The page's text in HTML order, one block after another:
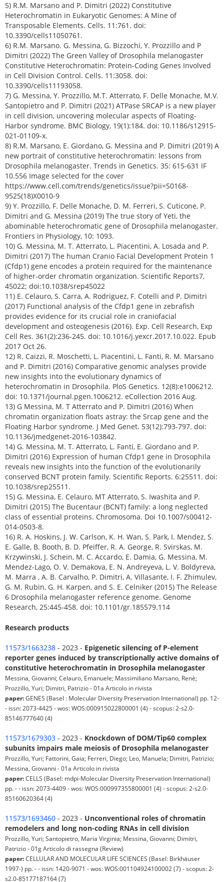
5) R.M. Marsano and P. Dimitri (2022) Constitutive
Heterochromatin in Eukaryotic Genomes: A Mine of
Transposable Elements. Cells. 11:761. doi:
10.3390/cells11050761.
6) R.M. Marsano. G. Messina, G. Bizzochi, Y. Prozzillo and P
Dimitri (2022) The Green Valley of Drosophila melanogaster
Constitutive Heterochromatin: Protein-Coding Genes Involved
in Cell Division Control. Cells. 11:3058. doi:
10.3390/cells11193058.
7) G. Messina, Y. Prozzillo, M.T. Atterrato, F. Delle Monache, M.V.
Santopietro and P. Dimitri (2021) ATPase SRCAP is a new player
in cell division, uncovering molecular aspects of Floating-
Harbor syndrome. BMC Biology, 19(1):184. doi: 10.1186/s12915-
021-01109-x.
8) R.M. Marsano, E. Giordano, G. Messina and P. Dimitri (2019) A
new portrait of constitutive heterochromatin: lessons from
Drosophila melanogaster. Trends in Genetics. 35: 615-631 IF
10.556 Image selected for the cover
https://www.cell.com/trends/genetics/issue?pii=S0168-
9525(18)X0010-9
9) Y. Prozzillo, F. Delle Monache, D. M. Ferreri, S. Cuticone, P.
Dimitri and G. Messina (2019) The true story of Yeti, the
abominable heterochromatic gene of Drosophila melanogaster.
Frontiers in Physiology, 10: 1093.
10) G. Messina, M. T. Atterrato, L. Piacentini, A. Losada and P.
Dimitri (2017) The human Cranio Facial Development Protein 1
(Cfdp1) gene encodes a protein required for the maintenance
of higher-order chromatin organization. Scientific Reports7,
45022; doi:10.1038/srep45022
11) E. Celauro, S. Carra, A. Rodriguez, F. Cotelli and P. Dimitri
(2017) Functional analysis of the Cfdp1 gene in zebrafish
provides evidence for its crucial role in craniofacial
development and osteogenesis (2016). Exp. Cell Research, Exp
Cell Res. 361(2):236-245. doi: 10.1016/j.yexcr.2017.10.022. Epub
2017 Oct 26.
12) R. Caizzi, R. Moschetti, L. Piacentini, L. Fanti, R. M. Marsano
and P. Dimitri (2016) Comparative genomic analyses provide
new insights into the evolutionary dynamics of
heterochromatin in Drosophila. PloS Genetics. 12(8):e1006212.
doi: 10.1371/journal.pgen.1006212. eCollection 2016 Aug.
13) G Messina, M. T Atterrato and P. Dimitri (2016) When
chromatin organization floats astray: the Srcap gene and the
Floating Harbor syndrome. J Med Genet. 53(12):793-797. doi:
10.1136/jmedgenet-2016-103842.
14) G. Messina, M. T. Atterrato, L. Fanti, E. Giordano and P.
Dimitri (2016) Expression of human Cfdp1 gene in Drosophila
reveals new insights into the function of the evolutionarily
conserved BCNT protein family. Scientific Reports. 6:25511. doi:
10.1038/srep25511.
15) G. Messina, E. Celauro, MT Atterrato, S. Iwashita and P.
Dimitri (2015) The Bucentaur (BCNT) family: a long neglected
class of essential proteins. Chromosoma. Doi 10.1007/s00412-
014-0503-8.
16) R. A. Hoskins, J. W. Carlson, K. H. Wan, S. Park, I. Mendez, S.
E. Galle, B. Booth, B. D. Pfeiffer, R. A. George, R. Svirskas, M.
Krzywinski, J. Schein, M. C. Accardo, E. Damia, G. Messina, M.
Mendez-Lago, O. V. Demakova, E. N. Andreyeva, L. V. Boldyreva,
M. Marra , A. B. Carvalho, P. Dimitri, A. Villasante, I. F. Zhimulev,
G. M. Rubin, G. H. Karpen, and S. E. Celniker (2015) The Release
6 Drosophila melanogaster reference genome. Genome
Research, 25:445-458. doi: 10.1101/gr.185579.114
Research products
11573/1663238 - 2023 - Epigenetic silencing of P-element
reporter genes induced by transcriptionally active domains of
constitutive heterochromatin in Drosophila melanogaster
Messina, Giovanni; Celauro, Emanuele; Massimiliano Marsano, Renè;
Prozzillo, Yuri; Dimitri, Patrizio - 01a Articolo in rivista
paper:GENES (Basel : Molecular Diversity Preservation International) pp. 12-
- issn: 2073-4425 - wos: WOS:000915022800001 (4) - scopus: 2-s2.0-
85146777640 (4)
11573/1679303 - 2023 - Knockdown of DOM/Tip60 complex
subunits impairs male meiosis of Drosophila melanogaster
Prozzillo, Yuri; Fattorini, Gaia; Ferreri, Diego; Leo, Manuela; Dimitri, Patrizio;
Messina, Giovanni - 01a Articolo in rivista
paper:CELLS (Basel: mdpi-Molecular Diversity Preservation International)
pp. - - issn: 2073-4409 - wos: WOS:000997355800001 (4) - scopus: 2-s2.0-
85160620364 (4)
11573/1693460 - 2023 - Unconventional roles of chromatin
remodelers and long non-coding RNAs in cell division
Prozzillo, Yuri; Santopietro, Maria Virginia; Messina, Giovanni; Dimitri,
Patrizio - 01g Articolo di rassegna (Review)
paper:CELLULAR AND MOLECULAR LIFE SCIENCES (Basel: Birkhäuser
1997-) pp. - - issn: 1420-9071 - wos: WOS:001104924100002 (7) - scopus: 2-
s2.0-85177187164 (7)